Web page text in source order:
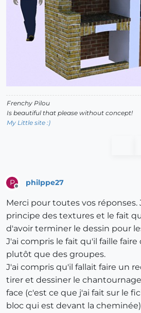
Frenchy Pilou
Is beautiful that please without concept!
My Little site :)
P philppe27
Merci pour toutes vos réponses.
principe des textures et le fait
d'avoir terminer le dessin pour
J'ai compris le fait qu'il faille
plutôt que des groupes.
J'ai compris qu'il fallait faire un
tirer et dessiner le
face (c'est ce que j'ai fait sur le
bloc qui est devant la